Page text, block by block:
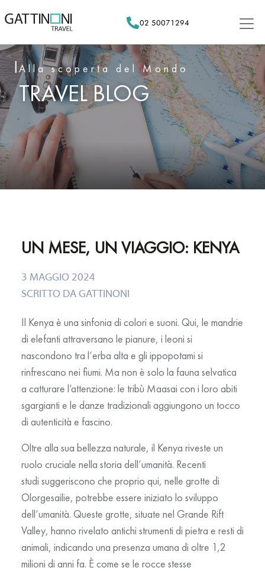
to
02 50071294
Alla scoperta del Mondo
TRAVEL BLOG
UN MESE, UN VIAGGIO: KENYA
3 MAGGIO 2024
SCRITTO DAGATTINONI
Il Kenya è una sinfonia di colori e suoni. Qui, le mandrie
di elefanti attraversano le pianure, i leoni si
nascondono tra l’erba alta e gli ippopotami si
rinfrescano nei fiumi. Ma non è solo la fauna selvatica
a catturare l’attenzione: le tribù Maasai con i loro abiti
sgargianti e le danze tradizionali aggiungono un tocco
di autenticità e fascino.
Oltre alla sua bellezza naturale, il Kenya riveste un
ruolo cruciale nella storia dell’umanità. Recenti
studi suggeriscono che proprio qui, nelle grotte di
Olorgesailie, potrebbe essere iniziato lo sviluppo
dell’umanità. Queste grotte, situate nel Grande Rift
Valley, hanno rivelato antichi strumenti di pietra e resti di
animali, indicando una presenza umana di oltre 1,2
milioni di anni fa. È come se le rocce stesse